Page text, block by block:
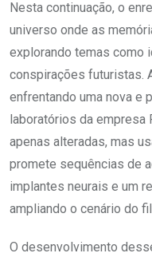
Nesta continuação, o
universo onde as
explorando temas como
conspirações futuristas.
enfrentando uma nova e
laboratórios da empresa
apenas alteradas, mas
promete sequências de
implantes neurais e um
ampliando o cenário do
O desenvolvimento